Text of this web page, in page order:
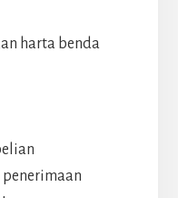
harta benda